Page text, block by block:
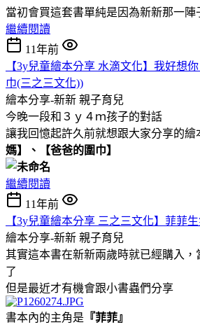
當初會買這套書單純是因為新新那一陣
繼續閱讀
11年前
【3y兒童繪本分享 水滴文化】我好想
巾(三之三文化))
繪本分享-新新 親子育兒
今晚一段和３ｙ４ｍ孩子的對話
讓我回憶起許久前就想跟大家分享的繪
媽】、
【爸爸的圍巾】
繼續閱讀
11年前
【3y兒童繪本分享 三之三文化】菲菲
繪本分享-新新 親子育兒
其實這本書在新新兩歲時就已經購入，
了
但是最近才有機會跟小書蟲們分享
書本內的主角是 『菲菲』